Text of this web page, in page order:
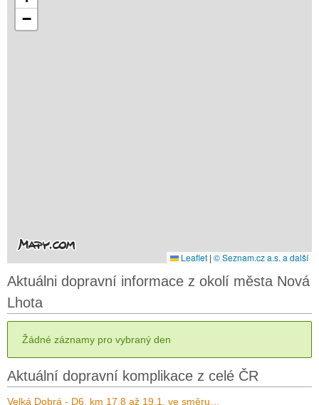
−
Leaflet | © Seznam.cz a.s. a další
Aktuálni dopravní informace z okolí města Nová
Lhota
Žádné záznamy pro vybraný den
Aktuální dopravní komplikace z celé ČR
Velká Dobrá - D6, km 17.8 až 19.1, ve směru…